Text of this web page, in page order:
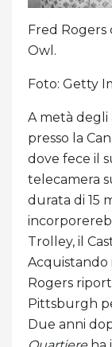
Fred Rogers
Owl.
Foto: Getty
A metà degli
presso la
dove fece il
telecamera
durata di 15
Trolley, il
Acquistando
Rogers
Pittsburgh
Due anni